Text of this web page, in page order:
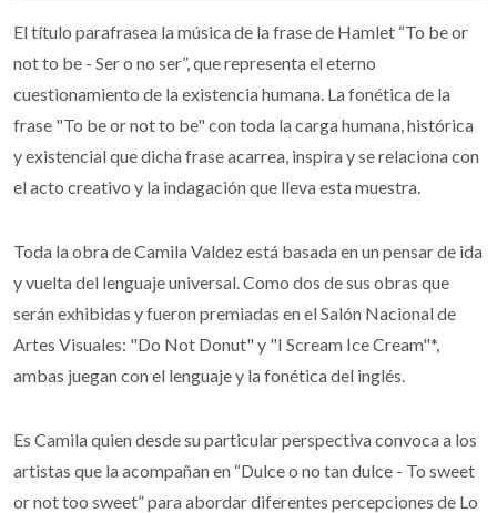
El título parafrasea la música de la frase de Hamlet “To be or
not to be - Ser o no ser”, que representa el eterno
cuestionamiento de la existencia humana. La fonética de la
frase "To be or not to be" con toda la carga humana, histórica
y existencial que dicha frase acarrea, inspira y se relaciona con
el acto creativo y la indagación que lleva esta muestra.
Toda la obra de Camila Valdez está basada en un pensar de ida
y vuelta del lenguaje universal. Como dos de sus obras que
serán exhibidas y fueron premiadas en el Salón Nacional de
Artes Visuales: "Do Not Donut" y "I Scream Ice Cream"*,
ambas juegan con el lenguaje y la fonética del inglés.
Es Camila quien desde su particular perspectiva convoca a los
artistas que la acompañan en “Dulce o no tan dulce - To sweet
or not too sweet” para abordar diferentes percepciones de Lo